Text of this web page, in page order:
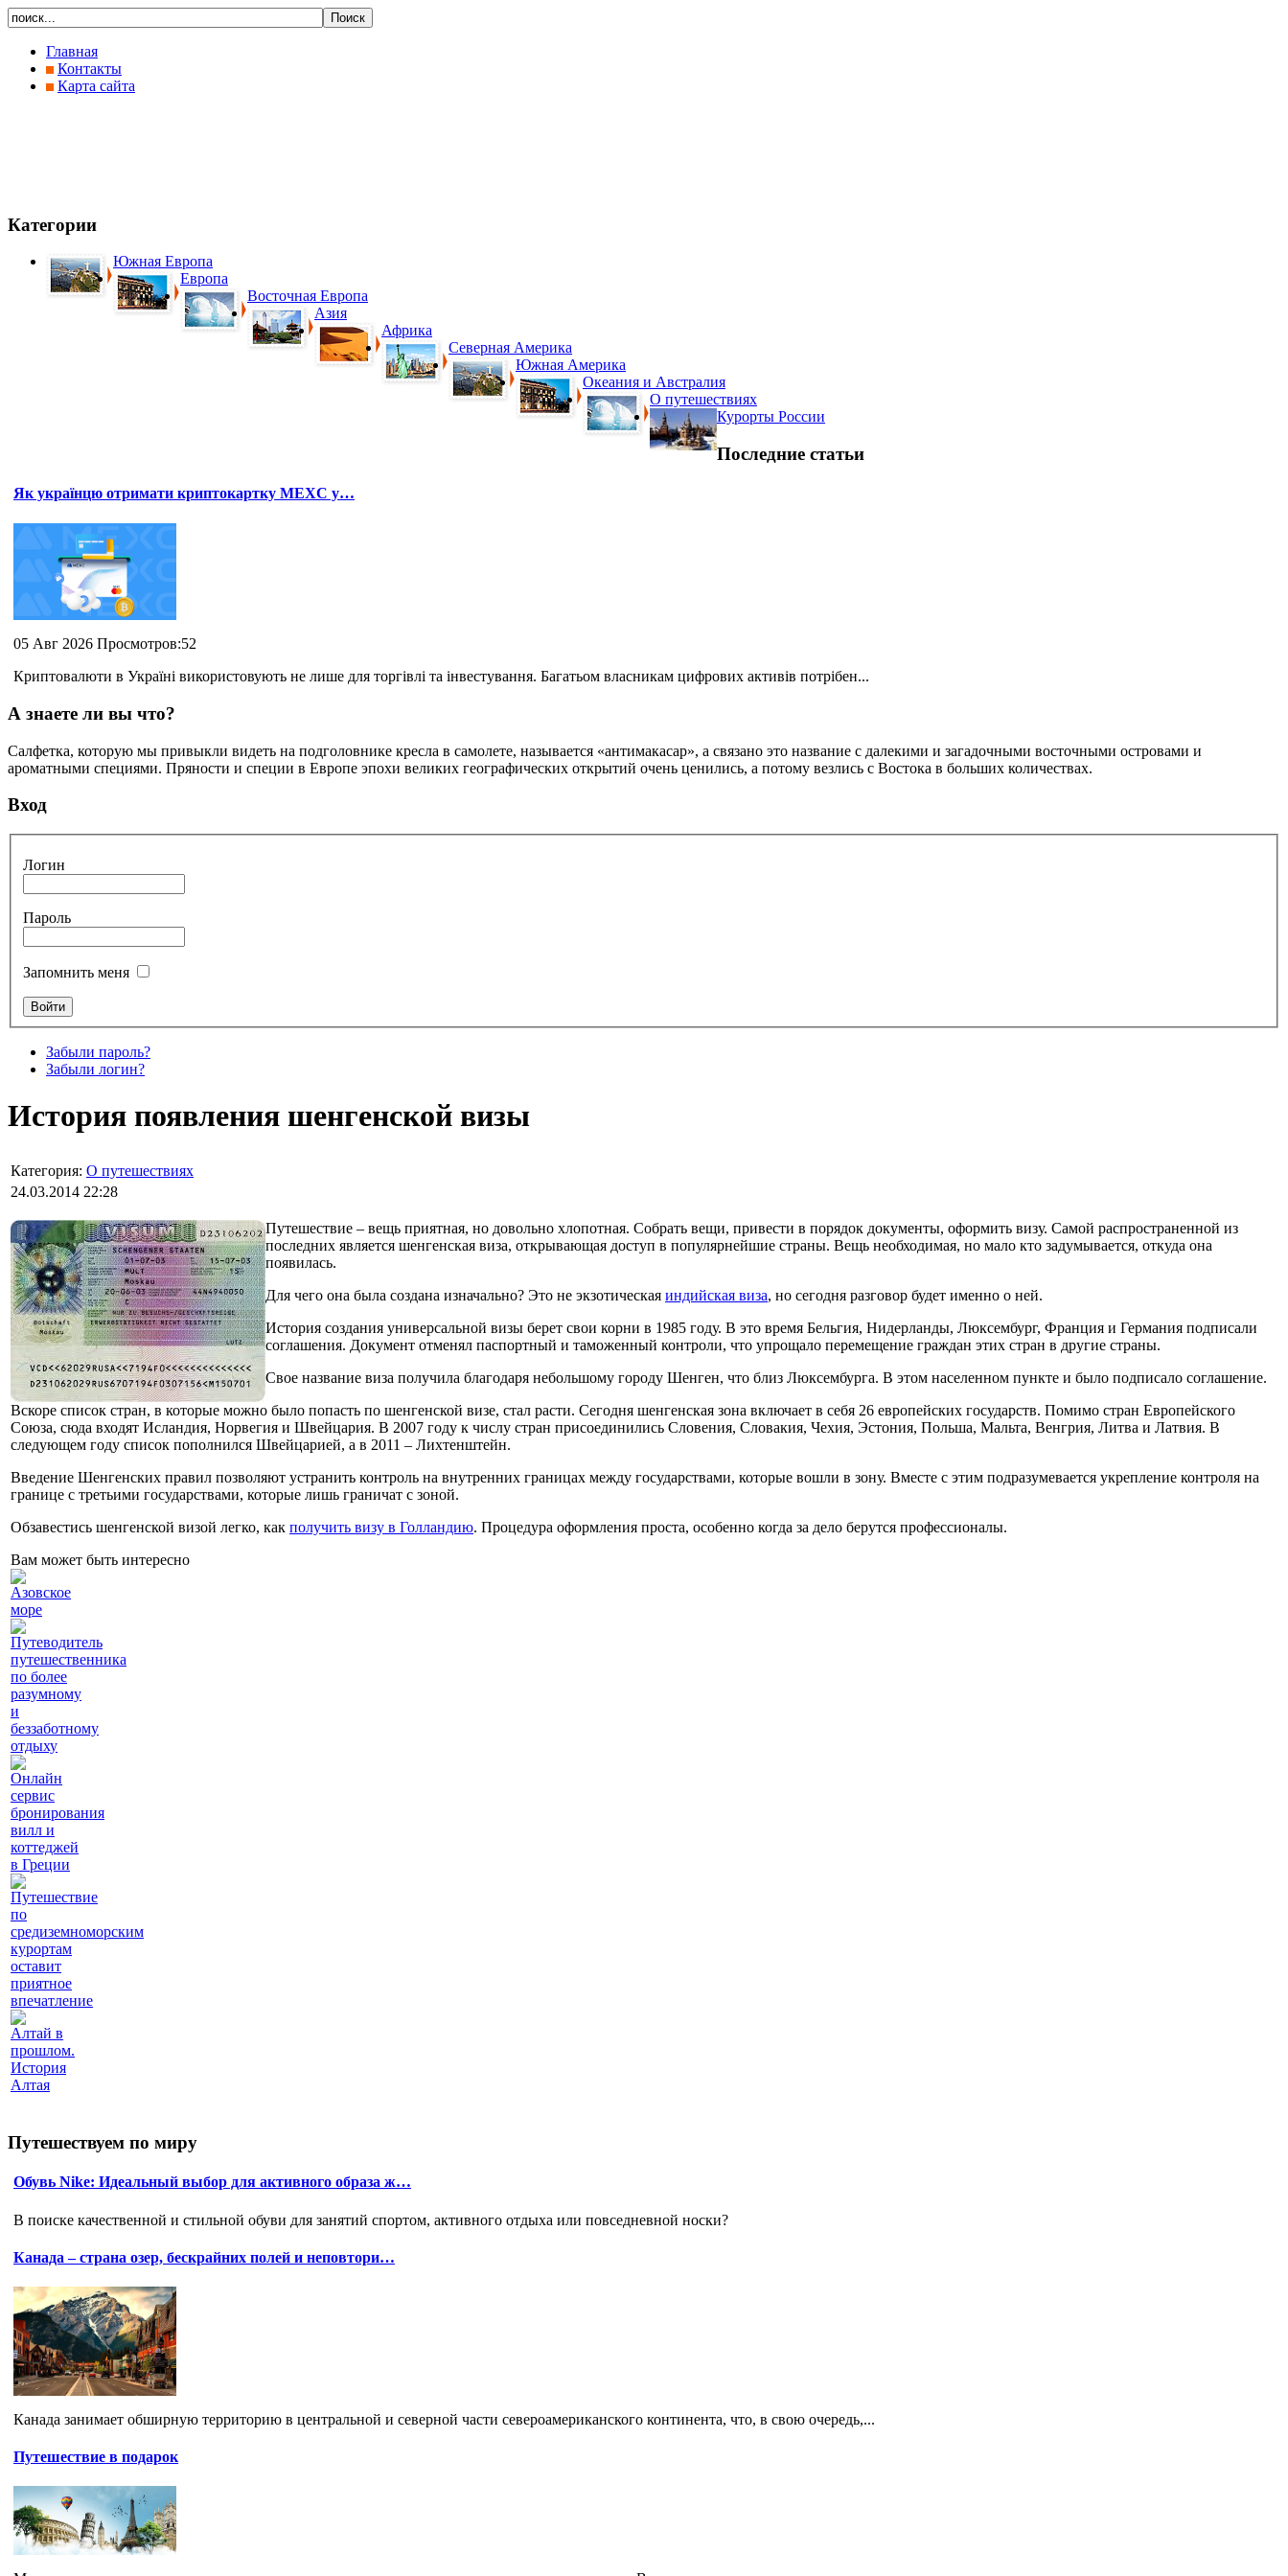
Главная
Контакты
Карта сайта
Категории
Южная Европа
Европа
Восточная Европа
Азия
Африка
Северная Америка
Южная Америка
Океания и Австралия
О путешествиях
Курорты России
Последние статьи
Як українцю отримати криптокартку MEXC у…
05 Авг 2026 Просмотров:52
Криптовалюти в Україні використовують не лише для торгівлі та інвестування. Багатьом власникам цифрових активів потрібен...
А знаете ли вы что?
Салфетка, которую мы привыкли видеть на подголовнике кресла в самолете, называется «антимакасар», а связано это название с далекими и загадочными восточными островами и
ароматными специями. Пряности и специи в Европе эпохи великих географических открытий очень ценились, а потому везлись с Востока в больших количествах.
Вход
Логин
Пароль
Запомнить меня
Забыли пароль?
Забыли логин?
История появления шенгенской визы
Категория: О путешествиях
24.03.2014 22:28
Путешествие – вещь приятная, но довольно хлопотная. Собрать вещи, привести в порядок документы, оформить визу. Самой распространенной из
последних является шенгенская виза, открывающая доступ в популярнейшие страны. Вещь необходимая, но мало кто задумывается, откуда она
появилась.
Для чего она была создана изначально? Это не экзотическая индийская виза, но сегодня разговор будет именно о ней.
История создания универсальной визы берет свои корни в 1985 году. В это время Бельгия, Нидерланды, Люксембург, Франция и Германия подписали
соглашения. Документ отменял паспортный и таможенный контроли, что упрощало перемещение граждан этих стран в другие страны.
Свое название виза получила благодаря небольшому городу Шенген, что близ Люксембурга. В этом населенном пункте и было подписало соглашение.
Вскоре список стран, в которые можно было попасть по шенгенской визе, стал расти. Сегодня шенгенская зона включает в себя 26 европейских государств. Помимо стран Европейского
Союза, сюда входят Исландия, Норвегия и Швейцария. В 2007 году к числу стран присоединились Словения, Словакия, Чехия, Эстония, Польша, Мальта, Венгрия, Литва и Латвия. В
следующем году список пополнился Швейцарией, а в 2011 – Лихтенштейн.
Введение Шенгенских правил позволяют устранить контроль на внутренних границах между государствами, которые вошли в зону. Вместе с этим подразумевается укрепление контроля на
границе с третьими государствами, которые лишь граничат с зоной.
Обзавестись шенгенской визой легко, как получить визу в Голландию. Процедура оформления проста, особенно когда за дело берутся профессионалы.
Вам может быть интересно
Азовское
море
Путеводитель
путешественника
по более
разумному
и
беззаботному
отдыху
Онлайн
сервис
бронирования
вилл и
коттеджей
в Греции
Путешествие
по
средиземноморским
курортам
оставит
приятное
впечатление
Алтай в
прошлом.
История
Алтая
Путешествуем по миру
Обувь Nike: Идеальный выбор для активного образа ж…
В поиске качественной и стильной обуви для занятий спортом, активного отдыха или повседневной носки?
Канада – страна озер, бескрайних полей и неповтори…
Канада занимает обширную территорию в центральной и северной части североамериканского континента, что, в свою очередь,...
Путешествие в подарок